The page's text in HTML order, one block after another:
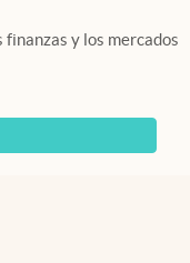
finanzas y los mercados